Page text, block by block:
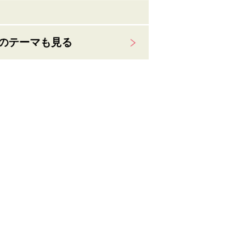
テーマも見る